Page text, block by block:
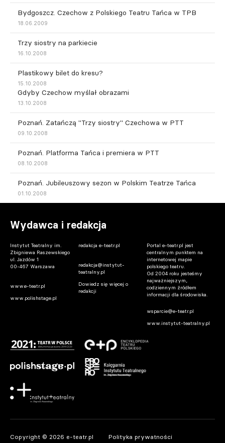
Bydgoszcz. Czechow z Polskiego Teatru Tańca w TPB
18.06.2009
Trzy siostry na parkiecie
16.10.2008
Plastikowy bilet do kresu?
15.10.2008
Gdyby Czechow myślał obrazami
13.10.2008
Poznań. Zatańczą "Trzy siostry" Czechowa w PTT
09.10.2008
Poznań. Platforma Tańca i premiera w PTT
08.10.2008
Poznań. Jubileuszowy sezon w Polskim Teatrze Tańca
01.10.2008
Wydawca i redakcja
Instytut Teatralny im.
Zbigniewa Raszewskiego
ul. Jazdów 1
00-467 Warszawa
www.e-teatr.pl
www.polishstage.pl
redakcja e-teatr.pl
redakcja@instytut-
teatralny.pl
Dowiedz się więcej o
redakcji
Portal e-teatr.pl jest
centralnym punktem na
internetowej mapie
polskiego teatru.
Od 2004 roku jesteśmy
najważniejszym,
codziennym źródłem
informacji dla środowiska.
wsparcie@e-teatr.pl
www.instytut-teatralny.pl
Copyright © 2026 e-teatr.pl Polityka prywatności